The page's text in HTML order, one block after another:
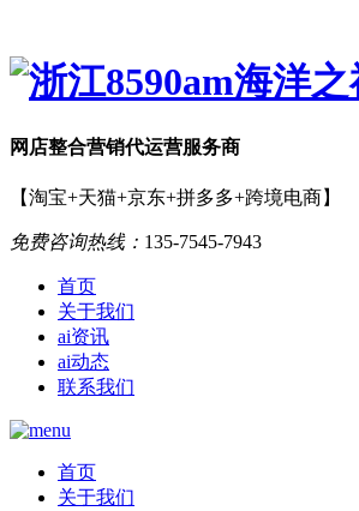
网店整合营销代运营服务商
【淘宝+天猫+京东+拼多多+跨境电商】
免费咨询热线： 135-7545-7943
首页
关于我们
ai资讯
ai动态
联系我们
首页
关于我们